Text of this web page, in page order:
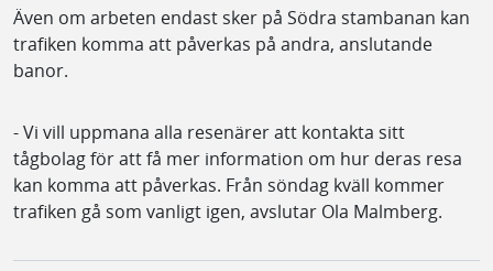
Även om arbeten endast sker på Södra stambanan kan
trafiken komma att påverkas på andra, anslutande
banor.
- Vi vill uppmana alla resenärer att kontakta sitt
tågbolag för att få mer information om hur deras resa
kan komma att påverkas. Från söndag kväll kommer
trafiken gå som vanligt igen, avslutar Ola Malmberg.